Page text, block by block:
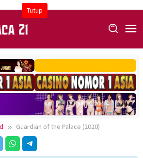
Tutup
Guardian of the Palace (2020)